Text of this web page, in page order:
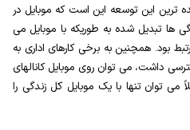
ترین این توسعه این است که موبایل در
ها تبدیل شده به طوریکه با موبایل می
بود. همچنین به برخی کارهای اداری به
داشت، می توان روی موبایل کانالهای
می توان تنها با یک موبایل کل زندگی را